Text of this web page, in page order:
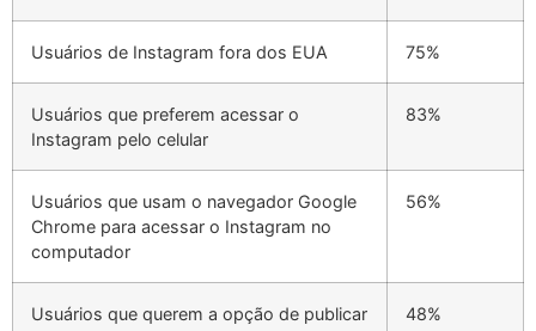
Usuários de Instagram fora dos EUA 75%
Usuários que preferem acessar o
Instagram pelo celular
83%
Usuários que usam o navegador Google
Chrome para acessar o Instagram no
computador
56%
Usuários que querem a opção de publicar
48%